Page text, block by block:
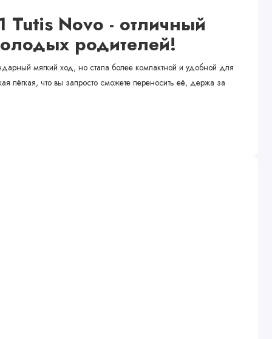
Tutis Novo - отличный
родителей!
мягкий ход, но стала более компактной и удобной для
лёгкая, что вы запросто сможете переносить её, держа за